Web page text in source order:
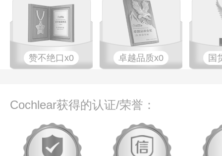
赞不绝口x0 卓越品质x0 国
Cochlear获得的认证/荣誉：